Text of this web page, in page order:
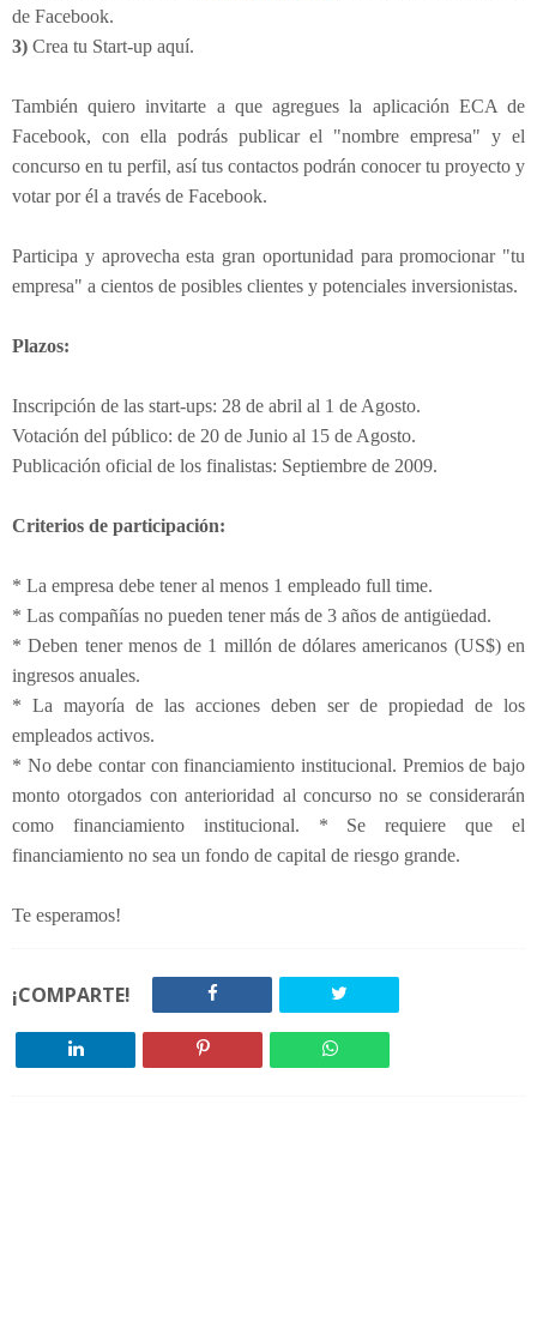
de Facebook.
3) Crea tu Start-up aquí.
También quiero invitarte a que agregues la aplicación ECA de
Facebook, con ella podrás publicar el "nombre empresa" y el
concurso en tu perfil, así tus contactos podrán conocer tu proyecto y
votar por él a través de Facebook.
Participa y aprovecha esta gran oportunidad para promocionar "tu
empresa" a cientos de posibles clientes y potenciales inversionistas.
Plazos:
Inscripción de las start-ups: 28 de abril al 1 de Agosto.
Votación del público: de 20 de Junio al 15 de Agosto.
Publicación oficial de los finalistas: Septiembre de 2009.
Criterios de participación:
* La empresa debe tener al menos 1 empleado full time.
* Las compañías no pueden tener más de 3 años de antigüedad.
* Deben tener menos de 1 millón de dólares americanos (US$) en
ingresos anuales.
* La mayoría de las acciones deben ser de propiedad de los
empleados activos.
* No debe contar con financiamiento institucional. Premios de bajo
monto otorgados con anterioridad al concurso no se considerarán
como financiamiento institucional. * Se requiere que el
financiamiento no sea un fondo de capital de riesgo grande.
Te esperamos!
¡COMPARTE!